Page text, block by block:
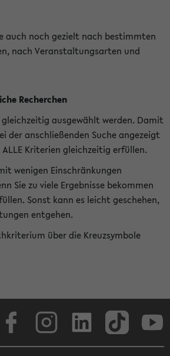
auch noch gezielt nach bestimmten
nach Veranstaltungsarten und
Recherchen
ausgewählt werden. Damit
der anschließenden Suche angezeigt
Kriterien gleichzeitig erfüllen.
wenigen Einschränkungen
Sie zu viele Ergebnisse bekommen
Sonst kann es leicht geschehen,
entgehen.
über die Kreuzsymbole